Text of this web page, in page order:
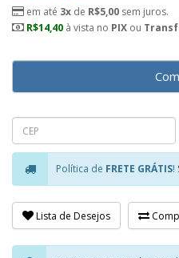
em até 3x de R$5,00 sem juros.
R$14,40 à vista no PIX ou
Política de FRETE GRÁTIS!
Lista de Desejos